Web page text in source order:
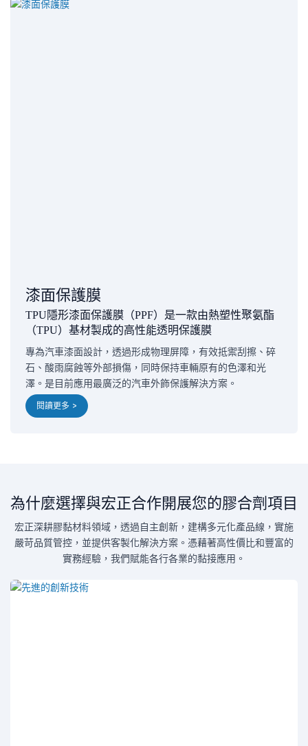
漆面保護膜
TPU隱形漆面保護膜（PPF）是一款由熱塑性聚氨酯
（TPU）基材製成的高性能透明保護膜
專為汽車漆面設計，透過形成物理屏障，有效抵禦刮擦、碎
石、酸雨腐蝕等外部損傷，同時保持車輛原有的色澤和光
澤。是目前應用最廣泛的汽車外飾保護解決方案。
閱讀更多 >
為什麼選擇與宏正合作開展您的膠合劑項目
宏正深耕膠黏材料領域，透過自主創新，建構多元化產品線，實施
嚴苛品質管控，並提供客製化解決方案。憑藉著高性價比和豐富的
實務經驗，我們賦能各行各業的黏接應用。